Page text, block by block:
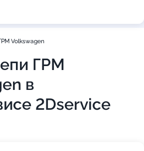
Volkswagen
ГРМ
в
2Dservice